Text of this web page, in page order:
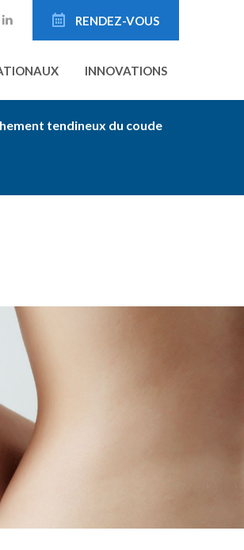
RENDEZ-VOUS
INNOVATIONS
tendineux du coude